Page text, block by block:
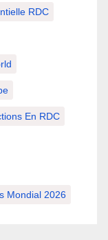
RDC
En RDC
Mondial 2026